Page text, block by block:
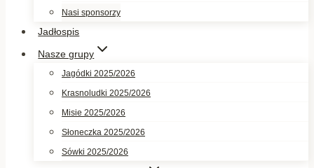
Nasi sponsorzy
Jadłospis
Nasze grupy
Jagódki 2025/2026
Krasnoludki 2025/2026
Misie 2025/2026
Słoneczka 2025/2026
Sówki 2025/2026